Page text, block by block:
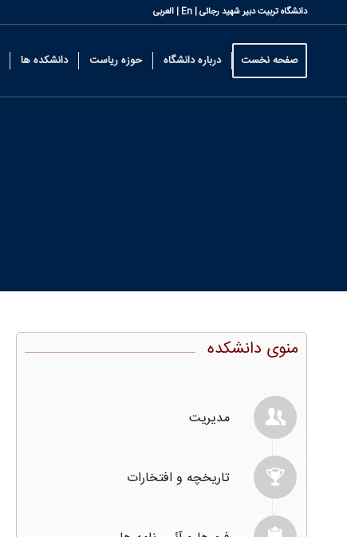
دانشگاه تربیت دبیر شهید رجائی | En
| العربی
صفحه نخست درباره دانشگاه حوزه ریاست دانشکده ها
منوی دانشکده
مدیریت
تاریخچه و افتخارات